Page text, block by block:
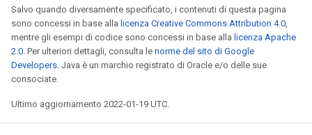
Salvo quando diversamente specificato, i contenuti di questa pagina
sono concessi in base alla licenza Creative Commons Attribution 4.0
mentre gli esempi di codice sono concessi in base alla licenza Apache
2.0 . Per ulteriori dettagli, consulta le norme del sito di Google
Developers . Java è un marchio registrato di Oracle e/o delle sue
consociate.
Ultimo aggiornamento 2022-01-19 UTC.